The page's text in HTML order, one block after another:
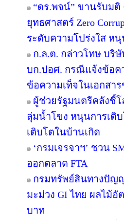
“ดร.พจน์” ขานรับมติ
ยุทธศาสตร์ Zero
ระดับความโปร่งใส หนุ
ก.ล.ต. กล่าวโทษ บริ
บก.ปอศ. กรณีแจ้งข้อค
ข้อความเท็จในเอกสา
ผู้ช่วยรัฐมนตรีคลังชี้โ
ลุ่มน้ำโขง หนุนการเติ
เติบโตในบ้านเกิด
‘กรมเจรจาฯ’ ชวน
ออกตลาด FTA
กรมทรัพย์สินทางปัญ
มะม่วง GI ไทย ผลไม้
บาท